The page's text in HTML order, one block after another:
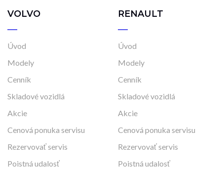
VOLVO
Úvod
Modely
Cenník
Skladové vozidlá
Akcie
Cenová ponuka servisu
Rezervovať servis
Poistná udalosť
RENAULT
Úvod
Modely
Cenník
Skladové vozidlá
Akcie
Cenová ponuka servisu
Rezervovať servis
Poistná udalosť